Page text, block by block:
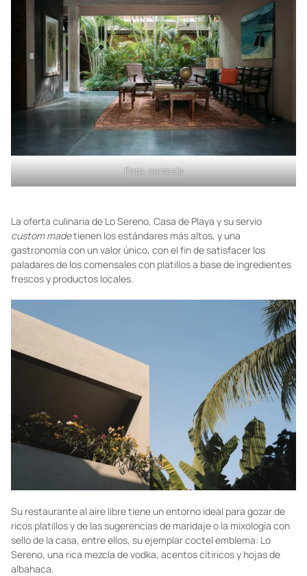
Foto: cortesía
La oferta culinaria de Lo Sereno, Casa de Playa y su servio
custom madetienen los estándares más altos, y una
gastronomía con un valor único, con el fin de satisfacer los
paladares de los comensales con platillos a base de ingredientes
frescos y productos locales.
Su restaurante al aire libre tiene un entorno ideal para gozar de
ricos platillos y de las sugerencias de maridaje o la mixología con
sello de la casa, entre ellos, su ejemplar coctel emblema: Lo
Sereno, una rica mezcla de vodka, acentos cítiricos y hojas de
albahaca.